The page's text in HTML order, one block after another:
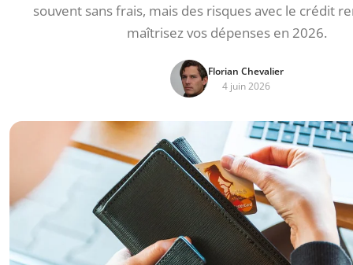
souvent sans frais, mais des risques avec le crédit
maîtrisez vos dépenses en 2026.
Florian Chevalier
4 juin 2026